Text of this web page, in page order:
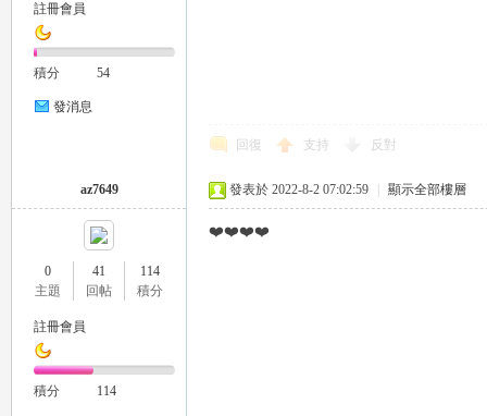
註冊會員
積分 54
發消息
回復 支持 反對
az7649
0
主題
41
回帖
114
積分
註冊會員
積分 114
發表於 2022-8-2 07:02:59 顯示全部樓層
❤️❤️❤️❤️